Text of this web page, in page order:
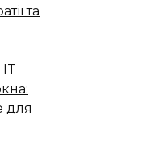
та
для